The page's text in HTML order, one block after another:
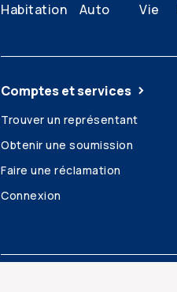
Habitation Auto Vie
Comptes et services
Trouver un représentant
Obtenir une soumission
Faire une réclamation
Connexion